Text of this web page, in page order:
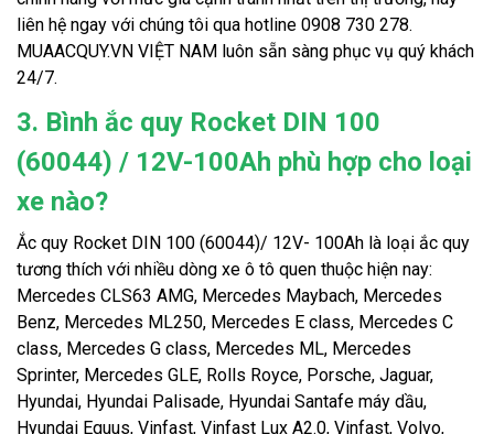
liên hệ ngay với chúng tôi qua hotline 0908 730 278.
MUAACQUY.VN VIỆT NAM luôn sẵn sàng phục vụ quý khách
24/7.
3. Bình ắc quy Rocket DIN 100
(60044) / 12V-100Ah phù hợp cho loại
xe nào?
Ắc quy Rocket DIN 100 (60044)/ 12V- 100Ah là loại ắc quy
tương thích với nhiều dòng xe ô tô quen thuộc hiện nay:
Mercedes CLS63 AMG, Mercedes Maybach, Mercedes
Benz, Mercedes ML250, Mercedes E class, Mercedes C
class, Mercedes G class, Mercedes ML, Mercedes
Sprinter, Mercedes GLE, Rolls Royce, Porsche, Jaguar,
Hyundai, Hyundai Palisade, Hyundai Santafe máy dầu,
Hyundai Equus, Vinfast, Vinfast Lux A2.0, Vinfast, Volvo,